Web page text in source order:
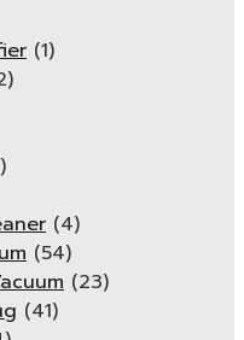
(1)
(4)
(54)
(23)
(41)